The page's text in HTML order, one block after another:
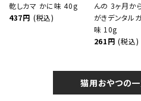
乾しカマ かに味 40g
437円 (税込)
んの 3ヶ月か
がきデンタル
味 10g
261円 (税込)
猫用おやつの